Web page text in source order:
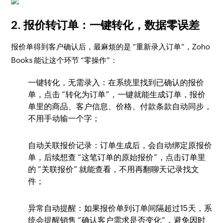
2. 报价转订单：一键转化，数据零误差​
报价单得到客户确认后，最麻烦的是 “重新录入订单”，Zoho
Books 能让这个环节 “零操作”：​
一键转化，无需录入：在系统里找到已确认的报价
单，点击 “转化为订单”，一键就能生成订单，报价
单里的商品、客户信息、价格、付款条款自动同步，
不用手动输一个字；​
自动关联报价记录：订单生成后，会自动绑定原报价
单，后续想查 “这笔订单的原始报价”，点击订单里
的 “关联报价” 就能查看，不用再翻聊天记录找文
件；​
异常自动提醒：如果报价单到订单间隔超过15天，系
统会提醒销售 “确认客户需求是否变化”，避免因时